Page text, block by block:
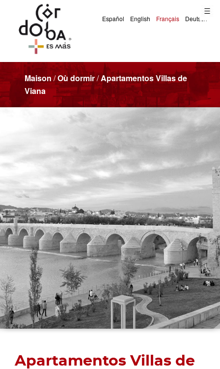
Maison/Où dormir/Apartamentos Villas de
Viana
Apartamentos Villas de